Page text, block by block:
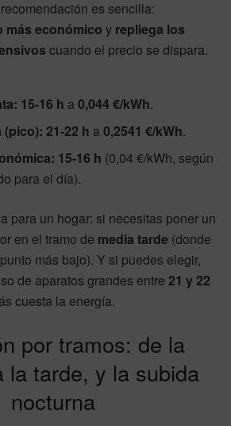
es sencilla:
más económico y repliega los
cuando el precio se dispara.
15-16 h a0,044 €/kWh.
(pico): 21-22 h a0,2541 €/kWh.
15-16 h (0,04 €/kWh, según
para el día).
para un hogar: si necesitas poner un
en el tramo de media tarde (donde
más bajo). Y si puedes elegir,
de aparatos grandes entre 21 y 22
cuesta la energía.
por tramos: de la
la tarde, y la subida
nocturna